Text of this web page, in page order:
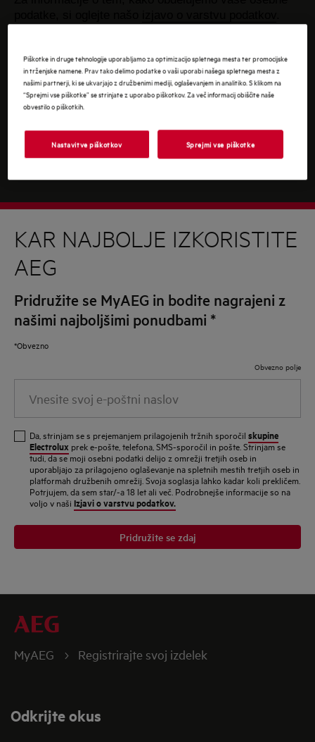
KAR NAJBOLJE IZKORISTITE
AEG
Pridružite se MyAEG in bodite nagrajeni z
našimi najboljšimi ponudbami *
*Obvezno
Obvezno polje
Da, strinjam se s prejemanjem prilagojenih tržnih sporočil skupine
Electrolux prek e-pošte, telefona, SMS-sporočil in pošte. Strinjam se
tudi, da se moji osebni podatki delijo z omrežji tretjih oseb in
uporabljajo za prilagojeno oglaševanje na spletnih mestih tretjih oseb in
platformah družbenih omrežij. Svoja soglasja lahko kadar koli prekličem.
Potrjujem, da sem star/-a 18 let ali več. Podrobnejše informacije so na
voljo v naši Izjavi o varstvu podatkov.
Pridružite se zdaj
MyAEG Registrirajte svoj izdelek
Odkrijte okus
Piškotke in druge tehnologije uporabljamo za optimizacijo spletnega mesta ter promocijske
in trženjske namene. Prav tako delimo podatke o vaši uporabi našega spletnega mesta z
našimi partnerji, ki se ukvarjajo z družbenimi mediji, oglaševanjem in analitiko. S klikom na
“Sprejmi vse piškotke” se strinjate z uporabo piškotkov. Za več informacij obiščite naše
obvestilo o piškotkih.
Nastavitve piškotkov Sprejmi vse piškotke